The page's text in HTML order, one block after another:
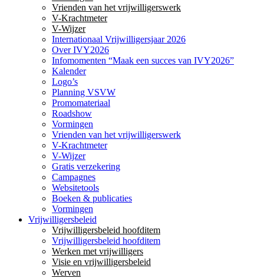
Vrienden van het vrijwilligerswerk
V-Krachtmeter
V-Wijzer
Internationaal Vrijwilligersjaar 2026
Over IVY2026
Infomomenten “Maak een succes van IVY2026”
Kalender
Logo’s
Planning VSVW
Promomateriaal
Roadshow
Vormingen
Vrienden van het vrijwilligerswerk
V-Krachtmeter
V-Wijzer
Gratis verzekering
Campagnes
Websitetools
Boeken & publicaties
Vormingen
Vrijwilligersbeleid
Vrijwilligersbeleid hoofditem
Vrijwilligersbeleid hoofditem
Werken met vrijwilligers
Visie en vrijwilligersbeleid
Werven